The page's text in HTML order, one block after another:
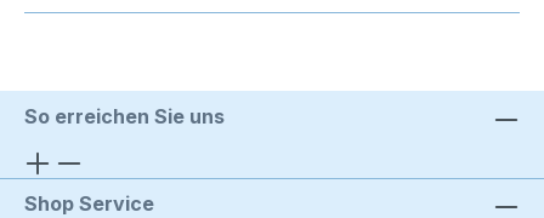
So erreichen Sie uns
Shop Service